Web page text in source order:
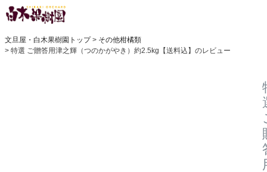
文旦屋・白木果樹園トップ
その他柑橘類
特選 ご贈答用津之輝（つのかがやき）約2.5kg【送料込】のレビュー